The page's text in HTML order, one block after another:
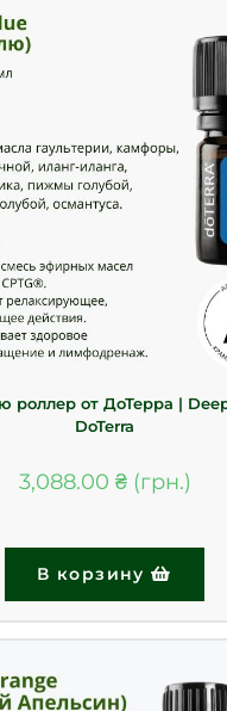
роллер от ДоТерра |
DoTerra
3,088.00 ₴
В корзину